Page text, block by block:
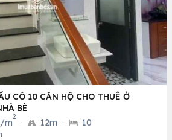
CÓ 10 CĂN HỘ CHO THUÊ Ở
BÈ
m
2
· 12m · 10